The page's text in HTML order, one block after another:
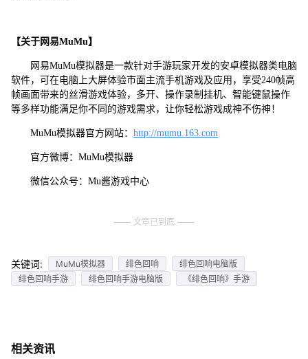
【关于网易MuMu】
网易MuMu模拟器是一款针对手游玩家开发的安卓模拟器类电脑
软件，可在电脑上大屏体验市面主流手机游戏及应用，享受240帧高
帧画面带来的丝滑游戏体验，多开、操作录制挂机、智能键鼠操作
等多样功能满足你不同的游戏需求，让你轻松游戏成神不伤神！
MuMu模拟器官方网站： http://mumu.163.com
官方微博：MuMu模拟器
微信公众号：Mu酱游戏中心
文章已到底
关键词: MuMu模拟器 绯色回响
绯色回响电脑版
绯色回响手游
绯色回响手游电脑版 《绯色回响》手游
相关资讯